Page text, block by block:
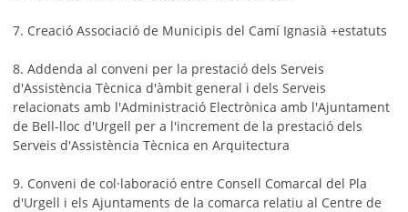
7. Creació Associació de Municipis del Camí Ignasià +estatuts
8. Addenda al conveni per la prestació dels Serveis
d'Assistència Tècnica d'àmbit general i dels Serveis
relacionats amb l'Administració Electrònica amb l'Ajuntament
de Bell-lloc d'Urgell per a l'increment de la prestació dels
Serveis d'Assistència Tècnica en Arquitectura
9. Conveni de col·laboració entre Consell Comarcal del Pla
d'Urgell i els Ajuntaments de la comarca relatiu al Centre de